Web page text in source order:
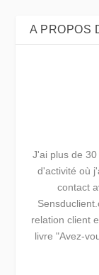
A PROPOS
J'ai plus de
d'activité où
contact
relation client
livre "Avez-